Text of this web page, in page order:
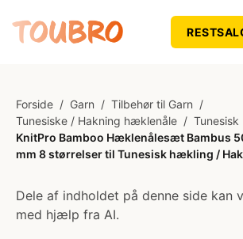
Forside / Garn / Tilbehør til Garn /
Tunesiske / Hakning hæklenåle /
KnitPro Bamboo Hæklenålesæt Bambus
mm 8 størrelser til Tunesisk hækling /
Dele af indholdet på denne side kan
med hjælp fra AI.